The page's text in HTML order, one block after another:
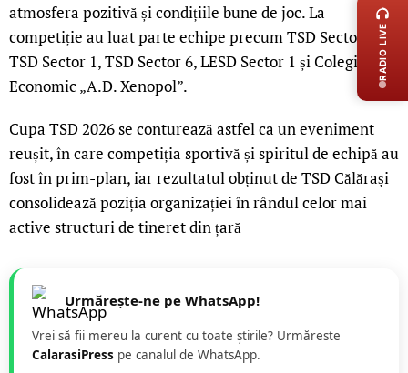
atmosfera pozitivă și condițiile bune de joc. La
competiție au luat parte echipe precum TSD Sector 3,
TSD Sector 1, TSD Sector 6, LESD Sector 1 și Colegiul
Economic „A.D. Xenopol”.
Cupa TSD 2026 se conturează astfel ca un eveniment
reușit, în care competiția sportivă și spiritul de echipă au
fost în prim-plan, iar rezultatul obținut de TSD Călărași
consolidează poziția organizației în rândul celor mai
active structuri de tineret din țară
Urmărește-ne pe WhatsApp!
Vrei să fii mereu la curent cu toate știrile? Urmăreste
CalarasiPress pe canalul de WhatsApp.
RADIO LIVE